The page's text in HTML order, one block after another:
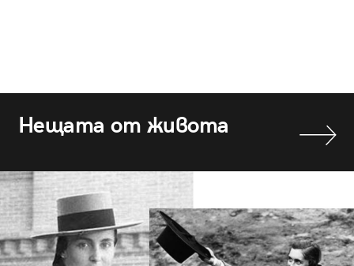
Нещата от живота